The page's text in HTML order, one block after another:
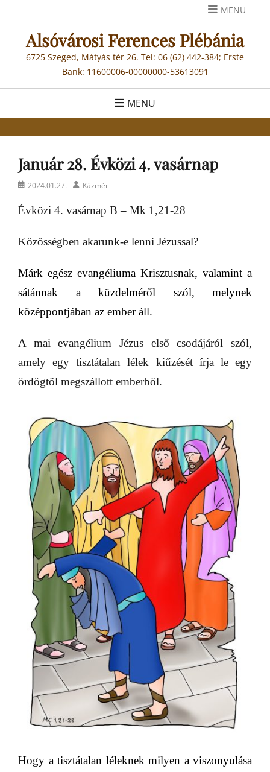
to
content
MENU
Alsóvárosi Ferences Plébánia
6725 Szeged, Mátyás tér 26. Tel: 06 (62) 442-384; Erste
Bank: 11600006-00000000-53613091
MENU
Január 28. Évközi 4. vasárnap
Posted2024.01.27. AuthorKázmér
Évközi 4. vasárnap B – Mk 1,21-28
Közösségben akarunk-e lenni Jézussal?
Márk egész evangéliuma Krisztusnak, valamint a
sátánnak a küzdelméről szól, melynek
középpontjában az ember áll.
A mai evangélium Jézus első csodájáról szól,
amely egy tisztátalan lélek kiűzését írja le egy
ördögtől megszállott emberből.
Hogy a tisztátalan léleknek milyen a viszonyulása